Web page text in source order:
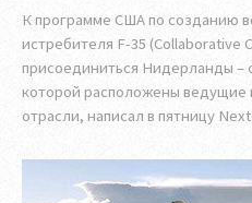
К программе США по созданию
истребителя F-35 (Сollaborative
присоединиться Нидерланды –
которой расположены ведущие
отрасли, написал в пятницу